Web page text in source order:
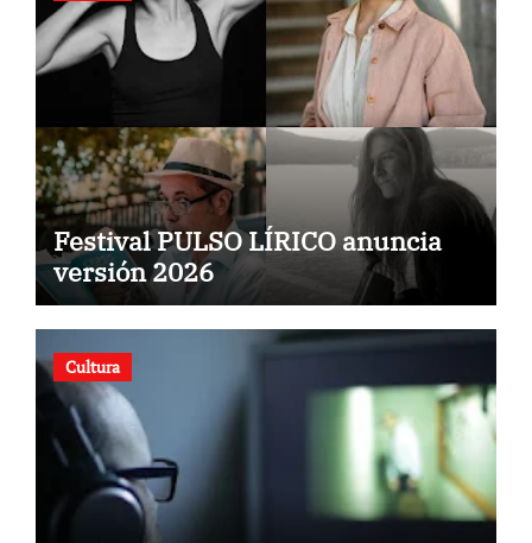
Festival PULSO LÍRICO anuncia
versión 2026
Cultura